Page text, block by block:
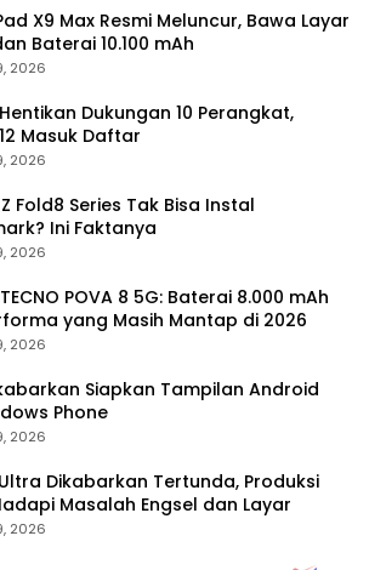
X9 Max Resmi Meluncur, Bawa Layar
Baterai 10.100 mAh
2026
Dukungan 10 Perangkat,
Masuk Daftar
2026
Fold8 Series Tak Bisa Instal
Ini Faktanya
2026
POVA 8 5G: Baterai 8.000 mAh
yang Masih Mantap di 2026
2026
Siapkan Tampilan Android
Phone
2026
Dikabarkan Tertunda, Produksi
Masalah Engsel dan Layar
2026